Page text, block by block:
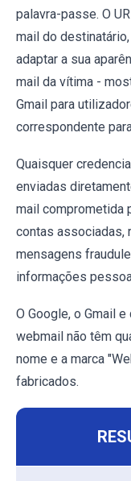
palavra-passe. O
mail do
adaptar a sua
mail da vítima -
Gmail para
correspondente
Quaisquer
enviadas
mail comprometida
contas associadas,
mensagens
informações
O Google, o Gmail
webmail não têm
nome e a marca
fabricados.